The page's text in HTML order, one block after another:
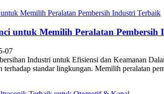
untuk Memilih Peralatan Pembersih
07
Industri untuk Efisiensi dan Keamanan
terhadap standar lingkungan. Memilih peralatan